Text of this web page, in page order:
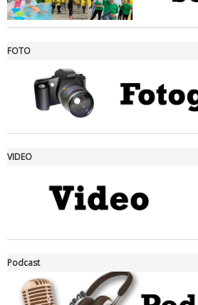
Ddl Lobby, Uisp: “Il Parlamento valorizzi
FOTO
VIDEO
Podcast